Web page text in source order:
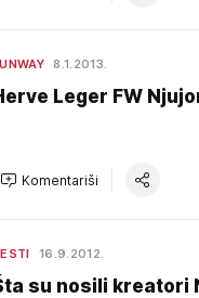
8.1.2013.
Leger FW
Komentariši
16.9.2012.
su nosili kreatori